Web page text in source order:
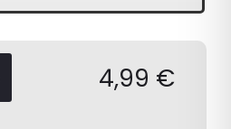
4,99 €